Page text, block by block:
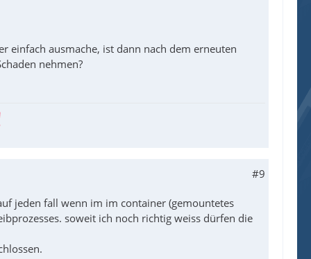
einfach ausmache, ist dann nach dem erneuten
nehmen?
#9
jeden fall wenn im im container (gemountetes
soweit ich noch richtig weiss dürfen die